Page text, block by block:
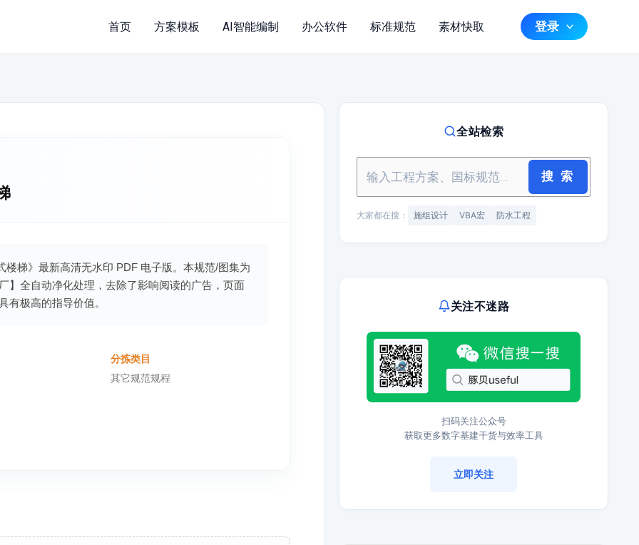
首页 方案模板 AI智能编制 办公软件 标准规范 素材快取 登录
楼梯》最新高清无水印 PDF 电子版。本规范/图集为
】全自动净化处理，去除了影响阅读的广告，页面
有极高的指导价值。
分拣类目
其它规范规程
全站检索
搜 索
大家都在搜： 施组设计 VBA宏 防水工程
关注不迷路
扫码关注公众号
获取更多数字基建干货与效率工具
立即关注